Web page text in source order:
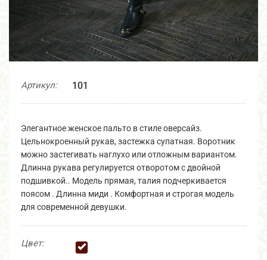
Артикул: 101
Элегантное женское пальто в стиле оверсайз.
Цельнокроенный рукав, застежка супатная. Воротник
можно застегивать наглухо или отложным вариантом.
Длинна рукава регулируется отворотом с двойной
подшивкой.. Модель прямая, талия подчеркивается
поясом . Длинна миди . Комфортная и строгая модель
для современной девушки.
Цвет: